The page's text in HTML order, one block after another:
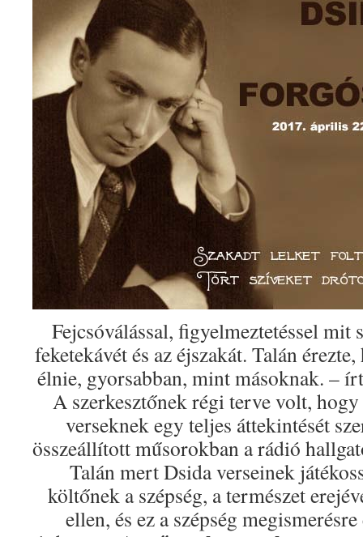
Fejcsóválással, figyelmeztetéssel mit
feketekávét és az éjszakát. Talán
élnie, gyorsabban, mint másoknak. –
A szerkesztőnek régi terve volt,
verseknek egy teljes áttekintését
összeállított műsorokban a rádió
Talán mert Dsida verseinek
költőnek a szépség, a természet
ellen, és ez a szépség